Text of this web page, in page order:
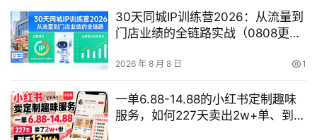
30天同城IP训练营2026：从流量到
门店业绩的全链路实战（0808更
2026 年 8 月 8 日 1
一单6.88-14.88的小红书定制趣味
服务，如何227天卖出2w+单、到手